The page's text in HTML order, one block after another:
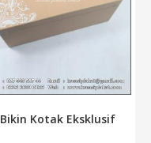
Bikin Kotak Eksklusif